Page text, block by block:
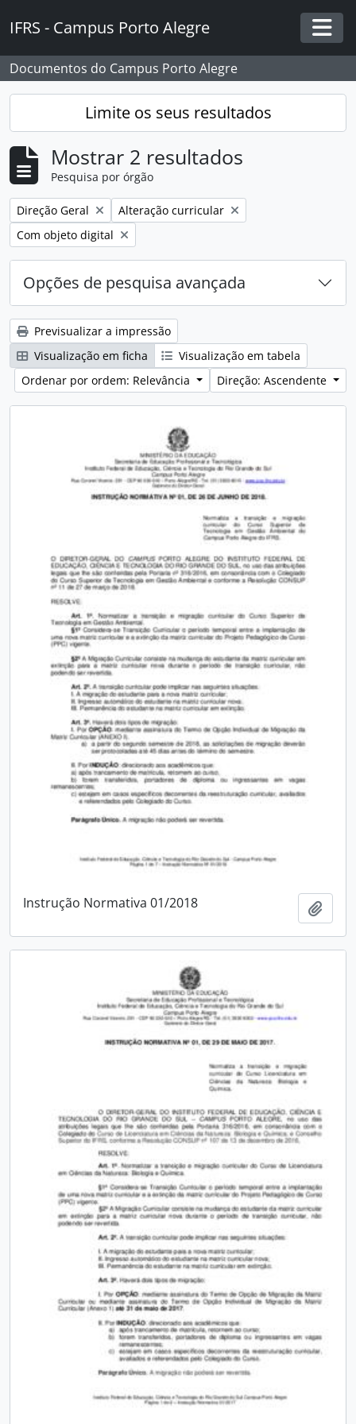
IFRS - Campus Porto Alegre
Documentos do Campus Porto Alegre
Limite os seus resultados
Mostrar 2 resultados
Pesquisa por órgão
Remover filtro:
Direção Geral Remover filtro:
Alteração curricular
Remover filtro:
Com objeto digital
Opções de pesquisa avançada
Previsualizar a impressão
Visualização em ficha
Visualização em tabela
Ordenar por ordem: Relevância
Direção: Ascendente
Instrução Normativa 01/2018